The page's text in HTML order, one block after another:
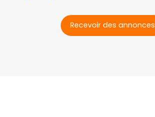
Recevoir des annonces